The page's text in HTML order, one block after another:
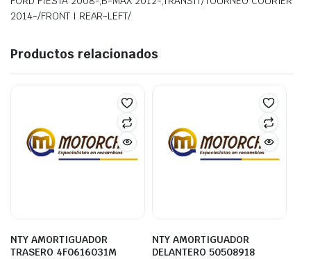
2014-/FRONT I REAR-LEFT/
Productos relacionados
NTY AMORTIGUADOR
TRASERO 4F0616031M
NTY AMORTIGUADOR
DELANTERO 50508918